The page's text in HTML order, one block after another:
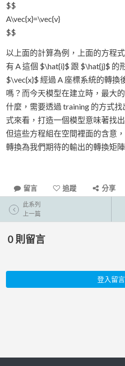
$$
A\vec{x}=\vec{v}
$$
以上面的計算為例，上面的方程
有 A 這個 $\hat{i}$ 跟 $\hat{j}$ 的
$\vec{x}$ 經過 A 座標系統的轉換
嗎？而今天模型在建立時，最大
什麼，需要透過 training 的方式
式來看，打造一個模型意味著找
但這些方程組在空間裡面的含意
轉換為我們期待的輸出的轉換矩陣
留言 追蹤 分享
此系列
上一篇
0 則留言
登入留言